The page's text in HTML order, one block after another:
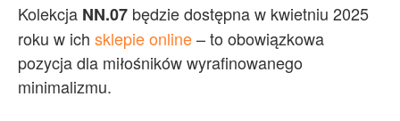
Kolekcja NN.07 będzie dostępna w kwietniu 2025
roku w ich sklepie online– to obowiązkowa
pozycja dla miłośników wyrafinowanego
minimalizmu.